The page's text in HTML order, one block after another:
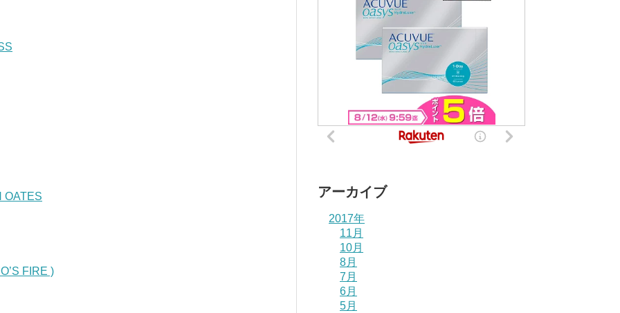
OATES
FIRE )
アーカイブ
2017年
11月
10月
8月
7月
6月
5月